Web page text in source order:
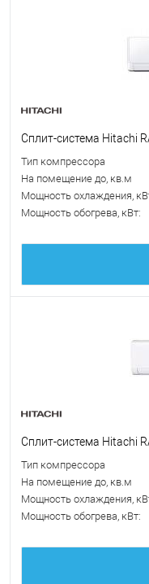
Сплит-система Hitachi
Тип компрессора
На помещение до, кв.м
Мощность охлаждения,
Мощность обогрева, кВт:
Сплит-система Hitachi
Тип компрессора
На помещение до, кв.м
Мощность охлаждения,
Мощность обогрева, кВт: